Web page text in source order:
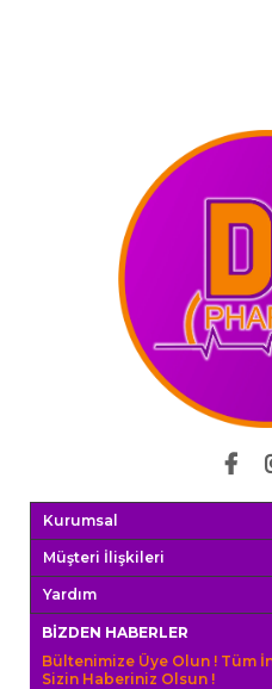
Kurumsal
Müşteri İlişkileri
Yardım
BIZDEN HABERLER
Bültenimize Üye Olun ! Tüm
Sizin Haberiniz Olsun !